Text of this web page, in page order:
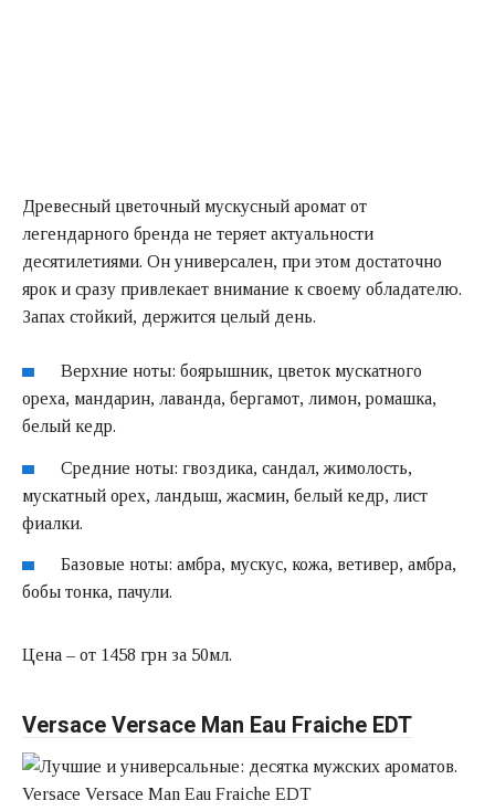
Древесный цветочный мускусный аромат от
легендарного бренда не теряет актуальности
десятилетиями. Он универсален, при этом достаточно
ярок и сразу привлекает внимание к своему обладателю.
Запах стойкий, держится целый день.
Верхние ноты: боярышник, цветок мускатного
ореха, мандарин, лаванда, бергамот, лимон, ромашка,
белый кедр.
Средние ноты: гвоздика, сандал, жимолость,
мускатный орех, ландыш, жасмин, белый кедр, лист
фиалки.
Базовые ноты: амбра, мускус, кожа, ветивер, амбра,
бобы тонка, пачули.
Цена – от 1458 грн за 50мл.
Versace Versace Man Eau Fraiche EDT